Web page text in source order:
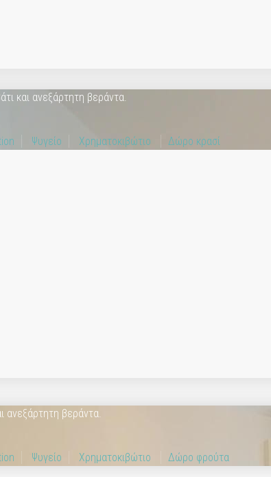
και ανεξάρτητη βεράντα.
Ψυγείο Χρηματοκιβώτιο Δώρο κρασί
ανεξάρτητη βεράντα.
Ψυγείο Χρηματοκιβώτιο Δώρο φρούτα